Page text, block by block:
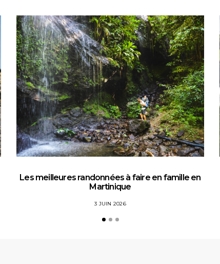
Les meilleures randonnées à faire en famille en
Martinique
3 JUIN 2026